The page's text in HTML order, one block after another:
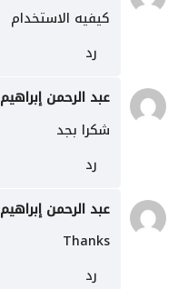
كيفيه الاستخدام
رد
عبد الرحمن إبراهيم
شكرا بجد
رد
عبد الرحمن إبراهيم
Thanks
رد